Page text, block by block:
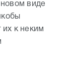
виде
к неким